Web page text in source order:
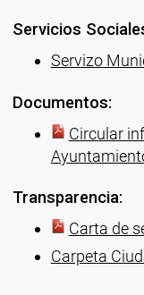
Servicios
Servizo
Documentos:
Circular
Transparencia:
Carta de
Carpeta